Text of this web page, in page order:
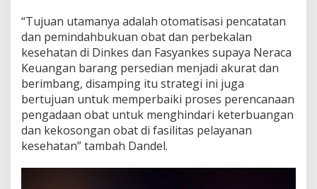
K
o
t
a
M
a
n
a
d
o
“Tujuan utamanya adalah otomatisasi pencatatan
dan pemindahbukuan obat dan perbekalan
kesehatan di Dinkes dan Fasyankes supaya Neraca
Keuangan barang persedian menjadi akurat dan
berimbang, disamping itu strategi ini juga
bertujuan untuk memperbaiki proses perencanaan
pengadaan obat untuk menghindari keterbuangan
dan kekosongan obat di fasilitas pelayanan
kesehatan” tambah Dandel.